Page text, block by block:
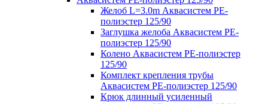
Желоб L=3.0m Аквасистем PE-
полиэстер 125/90
Заглушка желоба Аквасистем PE-
полиэстер 125/90
Колено Аквасистем PE-полиэстер
125/90
Комплект крепления трубы
Аквасистем PE-полиэстер 125/90
Крюк длинный усиленный